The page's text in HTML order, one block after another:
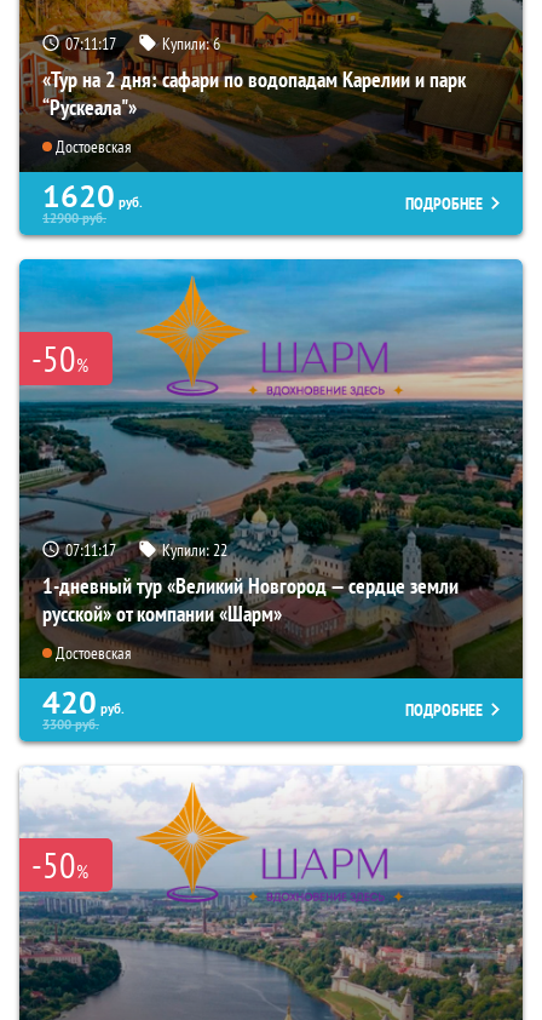
07:11:16 Купили:6
«Тур на 2 дня: сафари по водопадам Карелии и парк
“Рускеала"»
Достоевская
1620 руб.
12900руб.
ПОДРОБНЕЕ
-50%
07:11:16 Купили:22
1-дневный тур «Великий Новгород — сердце земли
русской» от компании «Шарм»
Достоевская
420 руб.
3300руб.
ПОДРОБНЕЕ
-50%